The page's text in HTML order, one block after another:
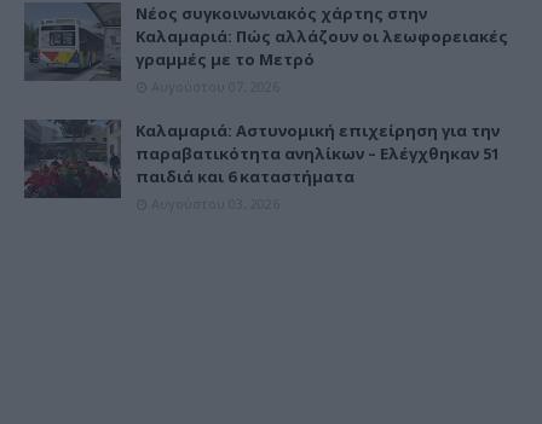
Νέος συγκοινωνιακός χάρτης στην
Καλαμαριά: Πώς αλλάζουν οι λεωφορειακές
γραμμές με το Μετρό
Καλαμαριά: Αστυνομική επιχείρηση για την
παραβατικότητα ανηλίκων – Ελέγχθηκαν 51
παιδιά και 6 καταστήματα